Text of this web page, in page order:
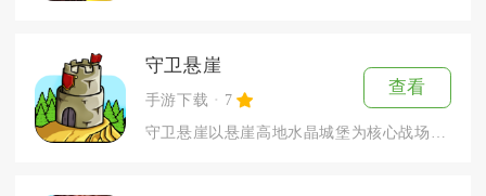
守卫悬崖
手游下载 7
查看